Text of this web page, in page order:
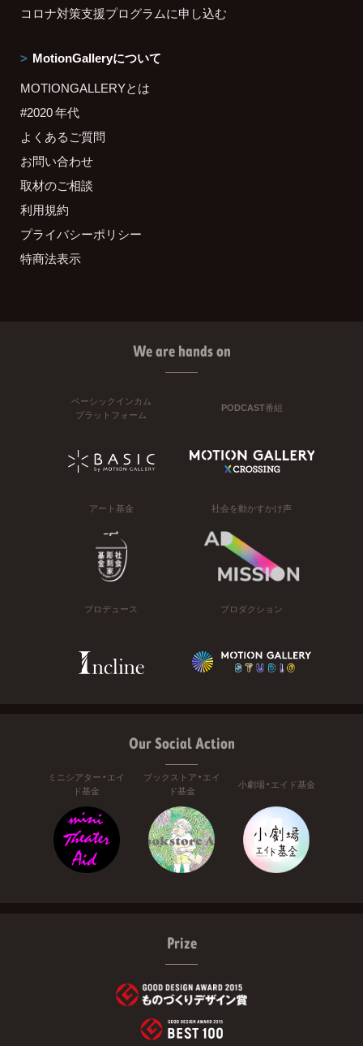
コロナ対策支援プログラムに申し込む
MotionGalleryについて
MOTIONGALLERYとは
#2020 年代
よくあるご質問
お問い合わせ
取材のご相談
利用規約
プライバシーポリシー
特商法表示
We are hands on
ベーシックインカム
プラットフォーム
PODCAST番組
アート基金 社会を動かすかけ声
プロデュース プロダクション
Our Social Action
ミニシアター・エイ
ド基金
ブックストア・エイ
ド基金
小劇場・エイド基金
Prize